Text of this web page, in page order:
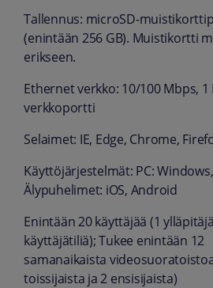
Tallennus: microSD-
(enintään 256 GB). Muistikortti
erikseen.
Ethernet verkko: 10/100 Mbps, 1
verkkoportti
Selaimet: IE, Edge, Chrome,
Käyttöjärjestelmät: PC:
Älypuhelimet: iOS, Android
Enintään 20 käyttäjää (1
käyttäjätiliä); Tukee enintään 12
samanaikaista
toissijaista ja 2 ensisijaista)